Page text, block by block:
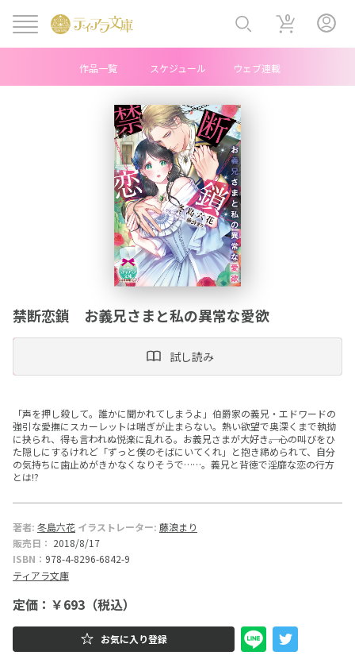
ニ
ー
庫
作品一覧 スケジュール ウェブ連載
0
禁断恋鎖 お義兄さまと私の異常な愛欲
試し読み
「声を押し殺して。誰かに聞かれてしまうよ」伯爵家の義兄・エドワードの
強引な愛撫にスカーレットは喘ぎが止まらない。熱い欲望で奥深くまで執拗
に抉られ、得も言われぬ悦楽に乱れる。お義兄さまが大好き――。心の叫びをひ
た隠しにするけれど「ずっと僕のそばにいてくれ」と抱き締められて、自分
の気持ちに歯止めがきかなくなりそうで……。義兄と背徳で淫靡な恋の行方
とは!?
著者: 冬島六花 イラストレーター: 藤浪まり
販売日： 2018/8/17
ISBN： 978-4-8296-6842-9
ティアラ文庫
定価：￥693（税込）
お気に入り登録